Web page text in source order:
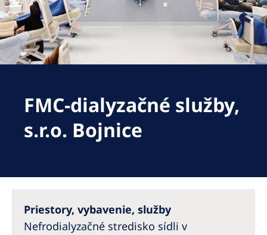
Romania
Russia
Serbia
Slovenia
Spain
Asia Pacific
FMC-dialyzačné služby,
s.r.o. Bojnice
Priestory, vybavenie, služby
Nefrodialyzačné stredisko sídli v